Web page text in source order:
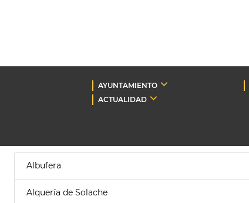
AYUNTAMIENTO
ACTUALIDAD
Albufera
Alquería de Solache